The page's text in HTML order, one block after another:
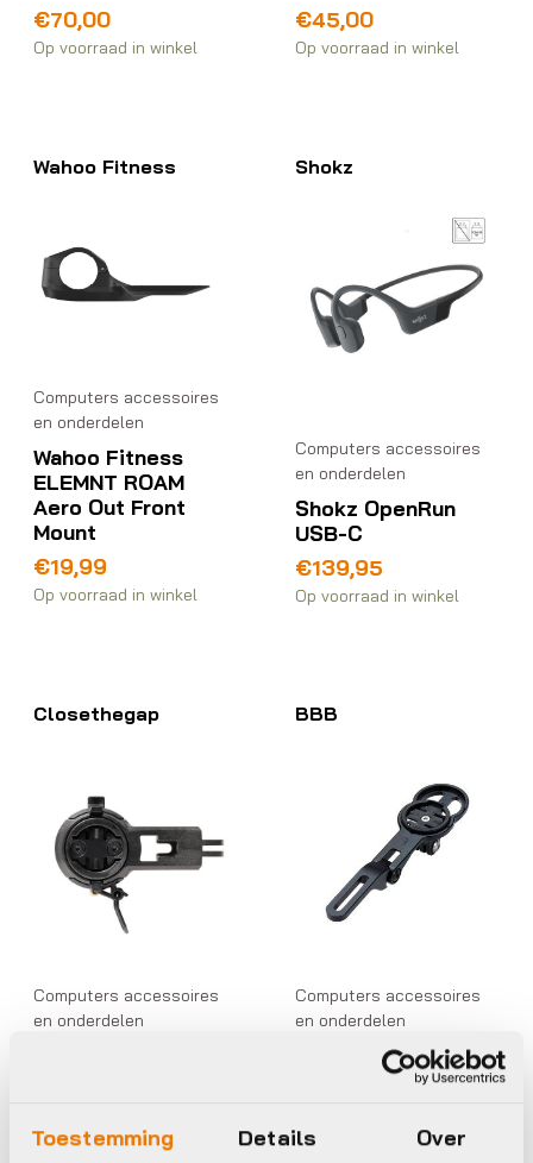
Toestemming Details Over
€70,00
Op voorraad in winkel
€45,00
Op voorraad in winkel
Wahoo Fitness
Computers accessoires
en onderdelen
Wahoo Fitness
ELEMNT ROAM
Aero Out Front
Mount
€19,99
Op voorraad in winkel
Shokz
Computers accessoires
en onderdelen
Shokz OpenRun
USB-C
€139,95
Op voorraad in winkel
Closethegap
Computers accessoires
en onderdelen
€61,99
BBB
Computers accessoires
en onderdelen
BBB BCP-97
Bracket AeroMount
Computers